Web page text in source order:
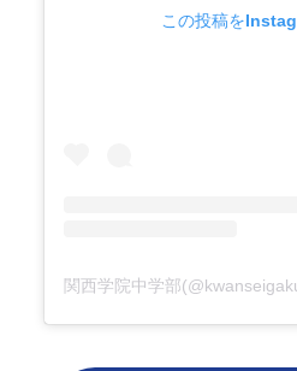
この投稿を